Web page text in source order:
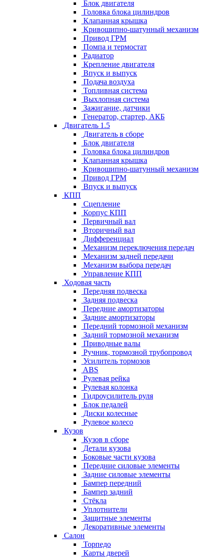
Блок двигателя
Головка блока цилиндров
Клапанная крышка
Кривошипно-шатунный механизм
Привод ГРМ
Помпа и термостат
Радиатор
Крепление двигателя
Впуск и выпуск
Подача воздуха
Топливная система
Выхлопная система
Зажигание, датчики
Генератор, стартер, АКБ
Двигатель 1.5
Двигатель в сборе
Блок двигателя
Головка блока цилиндров
Клапанная крышка
Кривошипно-шатунный механизм
Привод ГРМ
Впуск и выпуск
КПП
Сцепление
Корпус КПП
Первичный вал
Вторичный вал
Дифференциал
Механизм переключения передач
Механизм задней передачи
Механизм выбора передач
Управление КПП
Ходовая часть
Передняя подвеска
Задняя подвеска
Передние амортизаторы
Задние амортизаторы
Передний тормозной механизм
Задний тормозной механизм
Приводные валы
Ручник, тормозной трубопровод
Усилитель тормозов
ABS
Рулевая рейка
Рулевая колонка
Гидроусилитель руля
Блок педалей
Диски колесные
Рулевое колесо
Кузов
Кузов в сборе
Детали кузова
Боковые части кузова
Передние силовые элементы
Задние силовые элементы
Бампер передний
Бампер задний
Стёкла
Уплотнители
Защитные элементы
Декоративные элементы
Салон
Торпедо
Карты дверей